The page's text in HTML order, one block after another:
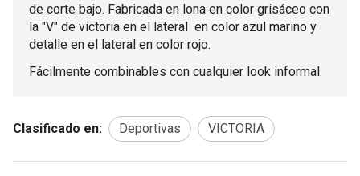
de corte bajo. Fabricada en lona en color grisáceo con
la "V" de victoria en el lateral en color azul marino y
detalle en el lateral en color rojo.
Fácilmente combinables con cualquier look informal.
Clasificado en: Deportivas VICTORIA